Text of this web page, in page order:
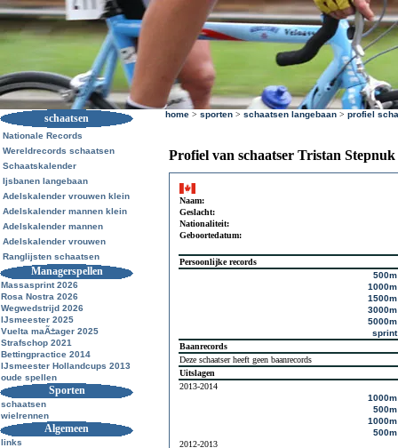
schaatsen
Nationale Records
Wereldrecords schaatsen
Schaatskalender
Ijsbanen langebaan
Adelskalender vrouwen klein
Adelskalender mannen klein
Adelskalender mannen
Adelskalender vrouwen
Ranglijsten schaatsen
Managerspellen
Massasprint 2026
Rosa Nostra 2026
Wegwedstrijd 2026
IJsmeester 2025
Vuelta maÃ±ager 2025
Strafschop 2021
Bettingpractice 2014
IJsmeester Hollandcups 2013
oude spellen
Sporten
schaatsen
wielrennen
Algemeen
links
home > sporten > schaatsen langebaan > profiel
Profiel van schaatser Tristan Stepnuk
Naam:
Geslacht:
Nationaliteit:
Geboortedatum:
Persoonlijke records
500m
1000m
1500m
3000m
5000m
sprint
Baanrecords
Deze schaatser heeft geen baanrecords
Uitslagen
2013-2014
1000m
500m
1000m
500m
2012-2013